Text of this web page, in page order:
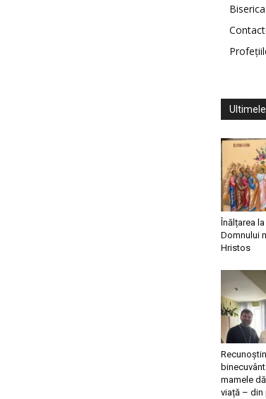
Înălțarea la
Domnului
Hristos
mamele
viață – din